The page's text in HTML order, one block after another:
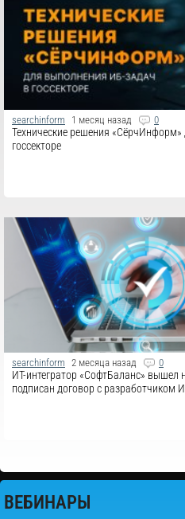
searchinform 1 месяц назад 0
Технические решения
госсекторе
searchinform 2 месяца назад 0
ИТ-интегратор «СофтБаланс» вышел
подписан договор с разработчиком
ВЕБИНАРЫ